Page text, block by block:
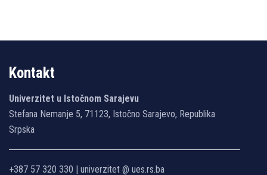
Kontakt
Univerzitet u Istočnom Sarajevu
Stefana Nemanje 5, 71123, Istočno Sarajevo, Republika
Srpska
+387 57 320 330 | univerzitet @ ues.rs.ba